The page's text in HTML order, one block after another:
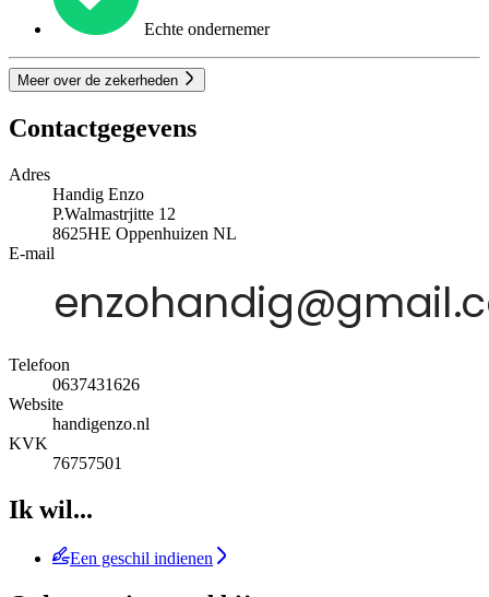
Echte ondernemer
Meer over de zekerheden
Contactgegevens
Adres
Handig Enzo
P.Walmastrjitte 12
8625HE Oppenhuizen NL
E-mail
Telefoon
0637431626
Website
handigenzo.nl
KVK
76757501
Ik wil...
Een geschil indienen